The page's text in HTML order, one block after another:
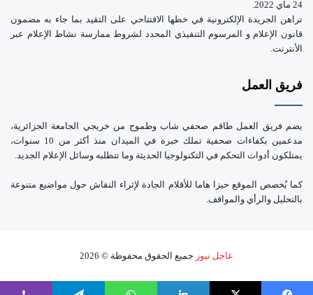
24 ماي 2022.
تراهن الجريدة الإلكترونية في خطها الافتتاحي على التقيد بما جاء به مضمون
قانون الإعلام و المرسوم التنفيذي المحدد لشروط ممارسة نشاط الإعلام عبر
الأنترنت.
فريق العمل
يضم فريق العمل طاقم صحفي شاب وطموح من خريجي الجامعة الجزائرية،
مدعمين بكفاءات صحفية تملك خبرة في الميدان منذ أكثر من 10 سنوات،
يمتلكون أدوات التحكم في التكنولوجيا الحديثة وما تتطلبه وسائل الإعلام الجديد.
كما يُخصص الموقع حيزا هاما للأقلام الجادة لإثراء النقاش حول مواضيع متنوعة
بالتحليل والرأي والمواقف.
عاجل نيوز جميع الحقوق محفوظة © 2026